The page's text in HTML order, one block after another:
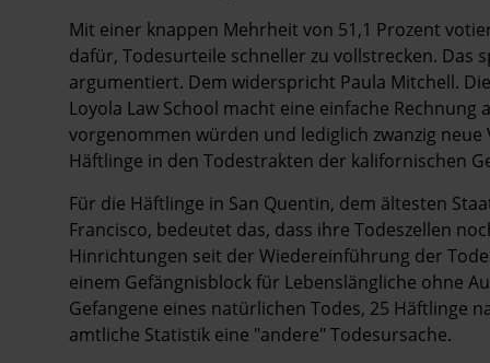
Mit einer knappen Mehrheit von 51,1 Prozent
dafür, Todes­urteile schneller zu vollstrecken.
argumentiert. Dem widerspricht Paula Mitchell.
Loyola Law School macht eine einfache
vorgenommen würden und lediglich zwanzig
Häftlinge in den Todestrakten der kalifornischen
Für die Häftlinge in San Quentin, dem ältesten
Francisco, bedeutet das, dass ihre Todeszellen
Hinrichtungen seit der Wiedereinführung der
einem ­Gefängnisblock für Lebenslängliche ohne
Gefangene eines natürlichen Todes, 25 Häftlinge
amtliche Statistik eine "andere" Todesursache.